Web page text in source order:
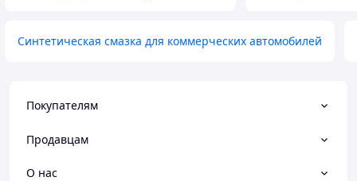
Синтетическая смазка для коммерческих автомобилей
Покупателям
Продавцам
О нас